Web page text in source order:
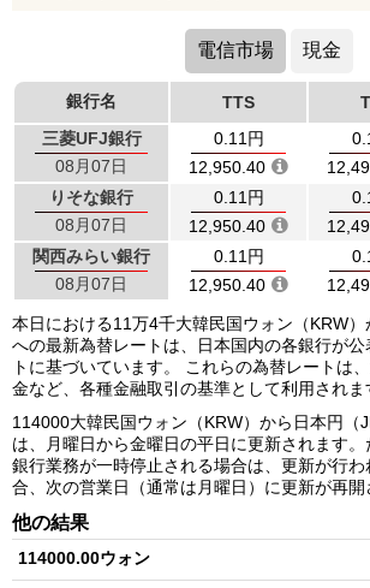
電信市場 現金
銀行名 TTS
三菱UFJ銀行
08月07日
0.11円
12,950.40
りそな銀行
08月07日
0.11円
12,950.40
関西みらい銀行
08月07日
0.11円
12,950.40
本日における11万4千大韓民国ウォン（KRW）
への最新為替レートは、日本国内の各銀行が
トに基づいています。 これらの為替レートは
金など、各種金融取引の基準として利用されま
114000大韓民国ウォン（KRW）から日本円（
は、月曜日から金曜日の平日に更新されます
銀行業務が一時停止される場合は、更新が行
合、次の営業日（通常は月曜日）に更新が再開
他の結果
114000.00ウォン